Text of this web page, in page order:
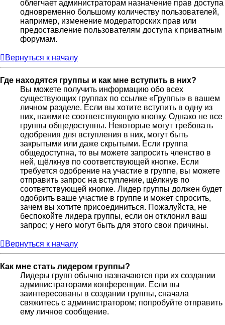
облегчает администраторам назначение прав доступа
одновременно большому количеству пользователей,
например, изменение модераторских прав или
предоставление пользователям доступа к приватным
форумам.
Вернуться к началу
Где находятся группы и как мне вступить в них?
Вы можете получить информацию обо всех
существующих группах по ссылке «Группы» в вашем
личном разделе. Если вы хотите вступить в одну из
них, нажмите соответствующую кнопку. Однако не все
группы общедоступны. Некоторые могут требовать
одобрения для вступления в них, могут быть
закрытыми или даже скрытыми. Если группа
общедоступна, то вы можете запросить членство в
ней, щёлкнув по соответствующей кнопке. Если
требуется одобрение на участие в группе, вы можете
отправить запрос на вступление, щёлкнув по
соответствующей кнопке. Лидер группы должен будет
одобрить ваше участие в группе и может спросить,
зачем вы хотите присоединиться. Пожалуйста, не
беспокойте лидера группы, если он отклонил ваш
запрос; у него могут быть для этого свои причины.
Вернуться к началу
Как мне стать лидером группы?
Лидеры групп обычно назначаются при их создании
администраторами конференции. Если вы
заинтересованы в создании группы, сначала
свяжитесь с администратором; попробуйте отправить
ему личное сообщение.